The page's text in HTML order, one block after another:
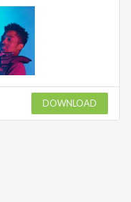
DOWNLOAD